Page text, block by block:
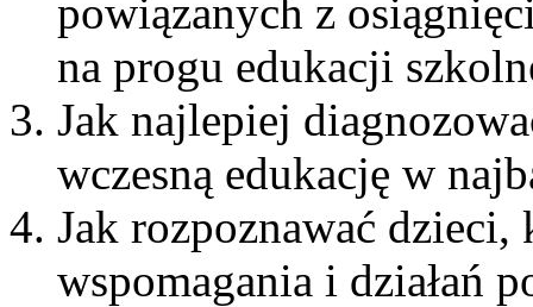
powiązanych z
na progu edukacji
Jak najlepiej
wczesną edukację w
Jak rozpoznawać
wspomagania i działań